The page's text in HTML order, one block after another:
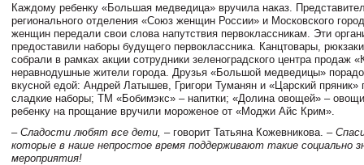
Каждому ребенку «Большая медведица» вручила наказ.
регионального отделения «Союз женщин России» и Московского
женщин передали свои слова напутствия первоклассникам. Эти
предоставили наборы будущего первоклассника. Канцтовары,
собрали в рамках акции сотрудники зеленоградского центра продаж
неравнодушные жители города. Друзья «Большой медведицы»
вкусной едой: Андрей Латышев, Григори Туманян и «Царский пряник»
сладкие наборы; ТМ «Бобимэкс» – напитки; «Долина овощей» –
ребенку на прощание вручили мороженое от «Моджи Айс Крим».
– Сладости любят все дети, – говорит Татьяна Кожевникова. –
которые в наше непростое время поддерживают такие социально
мероприятия!